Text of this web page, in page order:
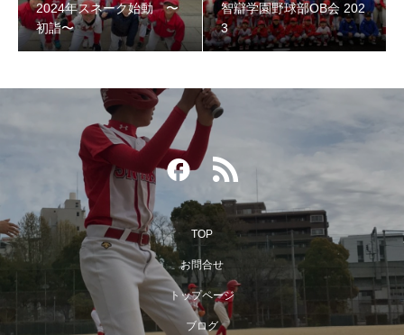
智辯学園野球部OB会 2023
第３回阿倍野スネークOB野球大会
2024年スネーク始動 〜
初詣〜
智辯学園野球部OB会 202
3
TOP
お問合せ
トップページ
ブログ